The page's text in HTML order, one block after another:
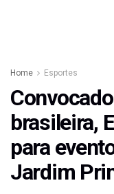
Home Esportes
brasileira,
para
Jardim